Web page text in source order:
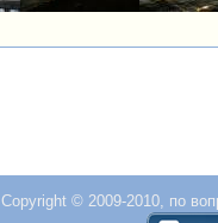
Copyright © 2009-2010, по